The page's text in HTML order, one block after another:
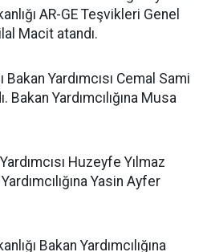
AR-GE Teşvikleri Genel
Macit atandı.
Bakan Yardımcısı Cemal Sami
Yardımcılığına Musa
Huzeyfe Yılmaz
Yasin Ayfer
Bakan Yardımcılığına